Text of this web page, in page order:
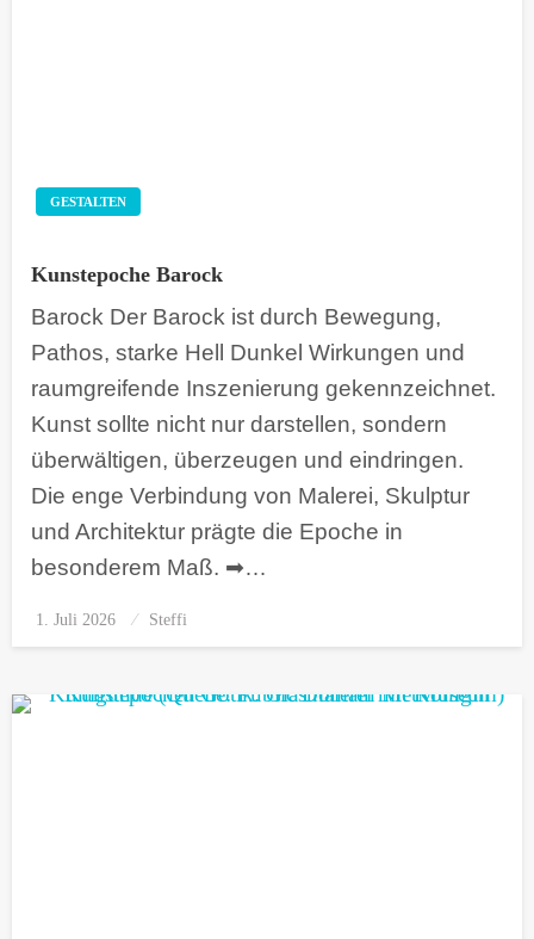
GESTALTEN
Kunstepoche Barock
Barock Der Barock ist durch Bewegung,
Pathos, starke Hell Dunkel Wirkungen und
raumgreifende Inszenierung gekennzeichnet.
Kunst sollte nicht nur darstellen, sondern
überwältigen, überzeugen und eindringen.
Die enge Verbindung von Malerei, Skulptur
und Architektur prägte die Epoche in
besonderem Maß. ➡…
Posted
on
1. Juli 2026 Steffi